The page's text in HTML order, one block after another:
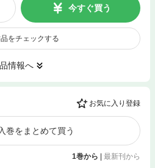
今すぐ買う
をチェックする
情報へ
お気に入り登録
巻をまとめて買う
1巻から 最新刊から